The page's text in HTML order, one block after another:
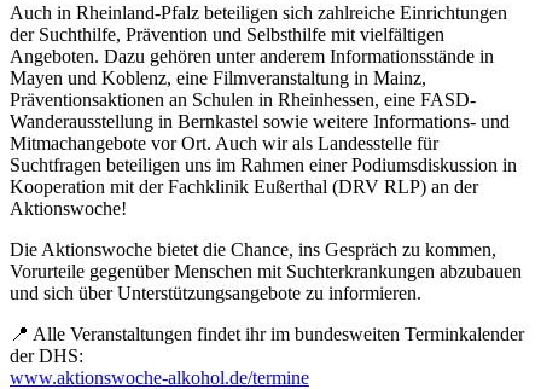
Auch in Rheinland-Pfalz beteiligen sich zahlreiche Einrichtungen
der Suchthilfe, Prävention und Selbsthilfe mit vielfältigen
Angeboten. Dazu gehören unter anderem Informationsstände in
Mayen und Koblenz, eine Filmveranstaltung in Mainz,
Präventionsaktionen an Schulen in Rheinhessen, eine FASD-
Wanderausstellung in Bernkastel sowie weitere Informations- und
Mitmachangebote vor Ort. Auch wir als Landesstelle für
Suchtfragen beteiligen uns im Rahmen einer Podiumsdiskussion in
Kooperation mit der Fachklinik Eußerthal (DRV RLP) an der
Aktionswoche!
Die Aktionswoche bietet die Chance, ins Gespräch zu kommen,
Vorurteile gegenüber Menschen mit Suchterkrankungen abzubauen
und sich über Unterstützungsangebote zu informieren.
📍 Alle Veranstaltungen findet ihr im bundesweiten Terminkalender
der DHS:
www.aktionswoche-alkohol.de/termine